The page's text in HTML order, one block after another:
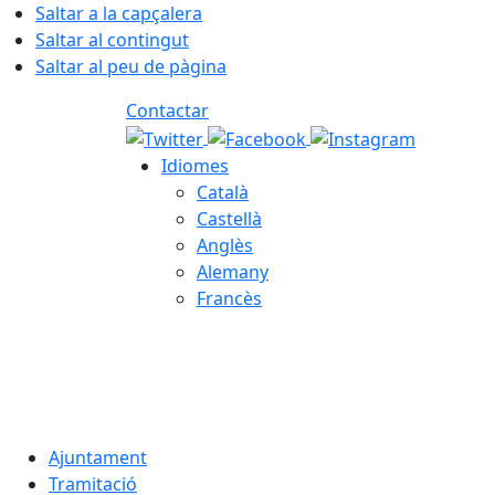
Saltar a la capçalera
Saltar al contingut
Saltar al peu de pàgina
Contactar
Idiomes
Català
Castellà
Anglès
Alemany
Francès
Ajuntament
Tramitació